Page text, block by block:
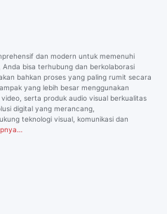
dan modern untuk memenuhi
Anda bisa terhubung dan berkolaborasi
bahkan proses yang paling rumit secara
yang lebih besar menggunakan
serta produk audio visual berkualitas
digital yang merancang,
teknologi visual, komunikasi dan